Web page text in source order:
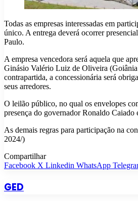
Todas as empresas interessadas em
único. A entrega deverá ocorrer
Paulo.
A empresa vencedora será aquela que
Ginásio Valério Luiz de Oliveira (Goiânia
contrapartida, a concessionária será
seus arredores.
O leilão público, no qual os envelopes
presença do governador Ronaldo
As demais regras para participação na
2024/)
Compartilhar
Facebook X Linkedin WhatsApp
GED